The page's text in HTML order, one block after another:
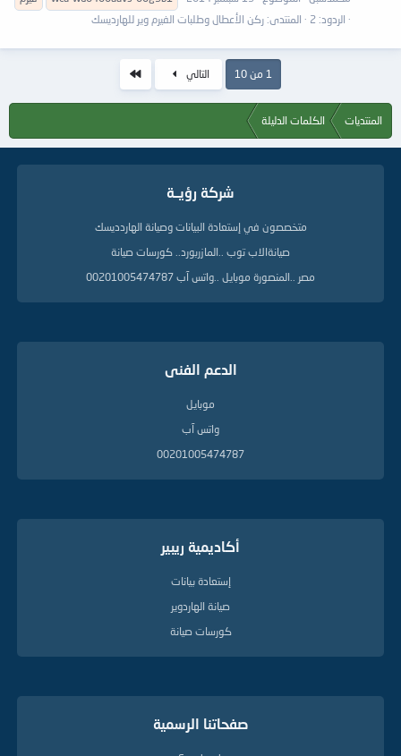
الردود: 2
المنتدى: ركن الأعطال وطلبات الفيرم وير للهارديسك
1 من 10 التالي
المنتديات الكلمات الدليلة
شركة رؤيــة
متخصصون في إستعادة البيانات وصيانة الهاردديسك
صيانةالاب توب ..المازربورد.. كورسات صيانة
مصر ..المنصورة موبايل ..واتس آب 00201005474787
الدعم الفنى
موبايل
واتس آب
00201005474787
أكاديمية ريبير
إستعادة بيانات
صيانة الهاردوير
كورسات صيانة
صفحاتنا الرسمية